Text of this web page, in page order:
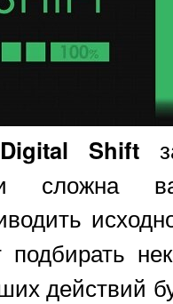
Digital Shift
и сложна
подбирать
действий